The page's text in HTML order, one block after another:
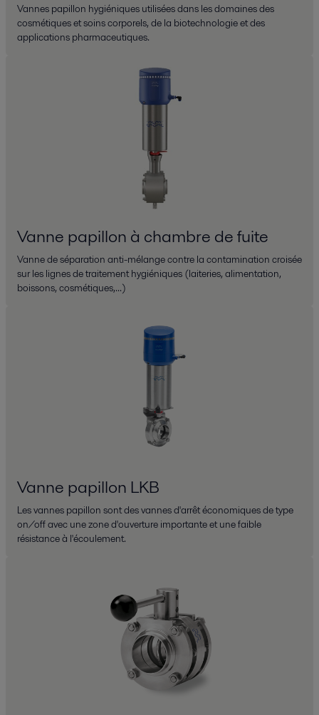
Vannes papillon hygiéniques utilisées dans les domaines des
cosmétiques et soins corporels, de la biotechnologie et des
applications pharmaceutiques.
Vanne papillon à chambre de fuite
Vanne de séparation anti-mélange contre la contamination croisée
sur les lignes de traitement hygiéniques (laiteries, alimentation,
boissons, cosmétiques,...)
Vanne papillon LKB
Les vannes papillon sont des vannes d'arrêt économiques de type
on/off avec une zone d'ouverture importante et une faible
résistance à l'écoulement.